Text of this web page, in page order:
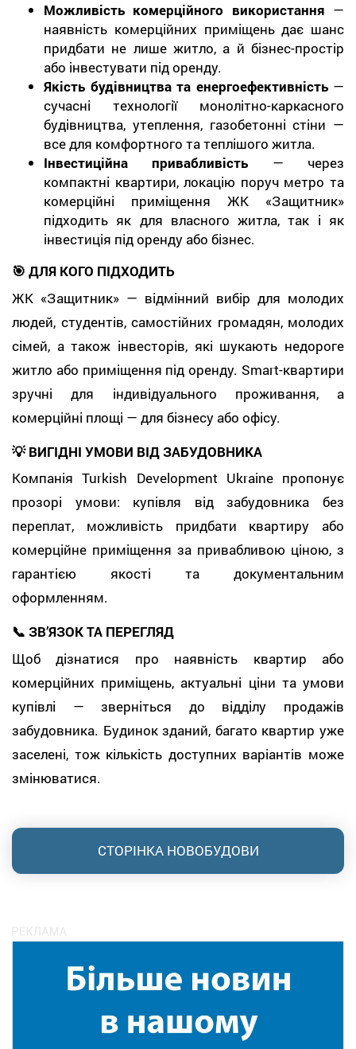
Можливість комерційного використання —
наявність комерційних приміщень дає шанс
придбати не лише житло, а й бізнес-простір
або інвестувати під оренду.
Якість будівництва та енергоефективність—
сучасні технології монолітно-каркасного
будівництва, утеплення, газобетонні стіни —
все для комфортного та теплішого житла.
Інвестиційна привабливість — через
компактні квартири, локацію поруч метро та
комерційні приміщення ЖК «Защитник»
підходить як для власного житла, так і як
інвестиція під оренду або бізнес.
🎯 ДЛЯ КОГО ПІДХОДИТЬ
ЖК «Защитник» — відмінний вибір для молодих
людей, студентів, самостійних громадян, молодих
сімей, а також інвесторів, які шукають недороге
житло або приміщення під оренду. Smart-квартири
зручні для індивідуального проживання, а
комерційні площі — для бізнесу або офісу.
💡 ВИГІДНІ УМОВИ ВІД ЗАБУДОВНИКА
Компанія Turkish Development Ukraine пропонує
прозорі умови: купівля від забудовника без
переплат, можливість придбати квартиру або
комерційне приміщення за привабливою ціною, з
гарантією якості та документальним
оформленням.
📞 ЗВ’ЯЗОК ТА ПЕРЕГЛЯД
Щоб дізнатися про наявність квартир або
комерційних приміщень, актуальні ціни та умови
купівлі — зверніться до відділу продажів
забудовника. Будинок зданий, багато квартир уже
заселені, тож кількість доступних варіантів може
змінюватися.
СТОРІНКА НОВОБУДОВИ